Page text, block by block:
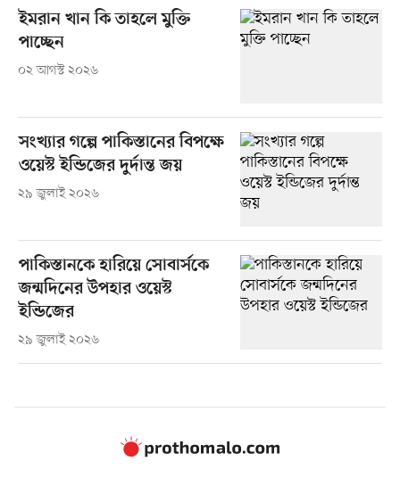
ইমরান খান কি তাহলে মুক্তি
পাচ্ছেন
০২ আগস্ট ২০২৬
সংখ্যার গল্পে পাকিস্তানের বিপক্ষে
ওয়েস্ট ইন্ডিজের দুর্দান্ত জয়
২৯ জুলাই ২০২৬
পাকিস্তানকে হারিয়ে সোবার্সকে
জন্মদিনের উপহার ওয়েস্ট
ইন্ডিজের
২৯ জুলাই ২০২৬